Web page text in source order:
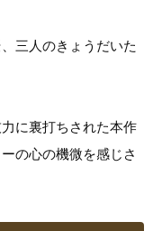
三人のきょうだいた
に裏打ちされた本作
の心の機微を感じさ